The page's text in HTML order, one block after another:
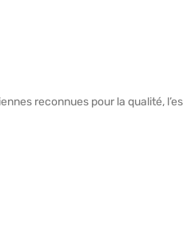
reconnues pour la qualité,